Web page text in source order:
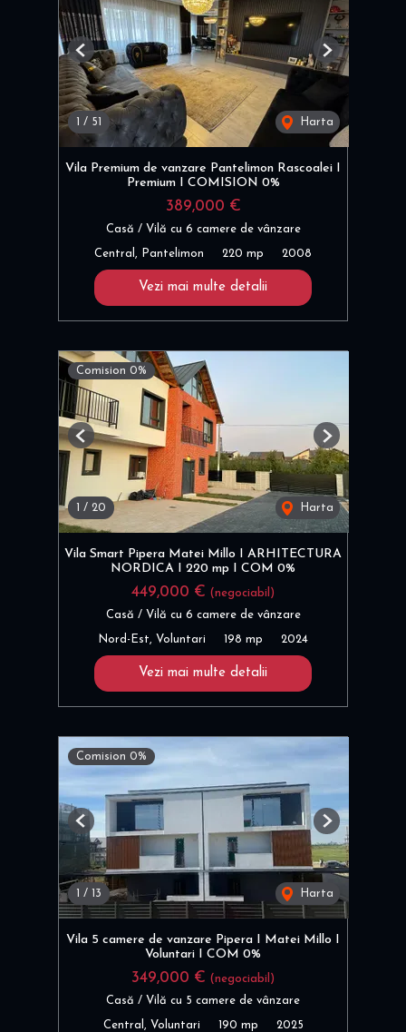
/ 51 Harta
Previous Next
Vila Premium de vanzare Pantelimon Rascoalei I
Premium I COMISION 0%
389,000 €
Casă / Vilă cu 6 camere de vânzare
Central, Pantelimon 220 mp 2008
Vezi mai multe detalii
Comision 0%
1 / 20 Harta
Previous Next
Vila Smart Pipera Matei Millo I ARHITECTURA
NORDICA I 220 mp I COM 0%
449,000 € (negociabil)
Casă / Vilă cu 6 camere de vânzare
Nord-Est, Voluntari 198 mp 2024
Vezi mai multe detalii
Comision 0%
1 / 13 Harta
Previous Next
Vila 5 camere de vanzare Pipera I Matei Millo I
Voluntari I COM 0%
349,000 € (negociabil)
Casă / Vilă cu 5 camere de vânzare
Central, Voluntari 190 mp 2025